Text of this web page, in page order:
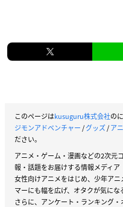
このページはkusuguru株式会社の
ジモンアドベンチャー/グッズ/ア
ださい。
アニメ・ゲーム・漫画などの2次元
報・話題をお届けする情報メディア
女性向けアニメをはじめ、少年ア
マーにも幅を広げ、オタクが気にな
さらに、アンケート・ランキング